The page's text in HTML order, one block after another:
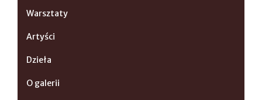
Warsztaty
Artyści
Dzieła
O galerii